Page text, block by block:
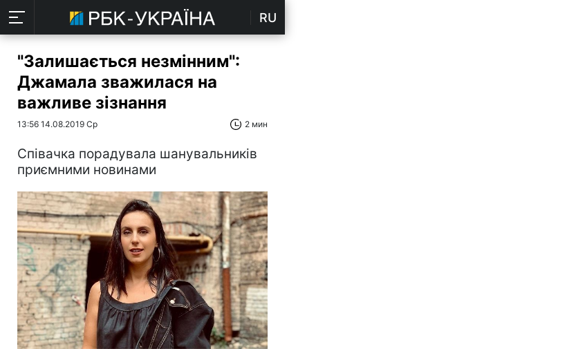
RU
"Залишається незмінним":
Джамала зважилася на
важливе зізнання
13:56 14.08.2019 Ср 2 мин
Співачка порадувала шанувальників
приємними новинами